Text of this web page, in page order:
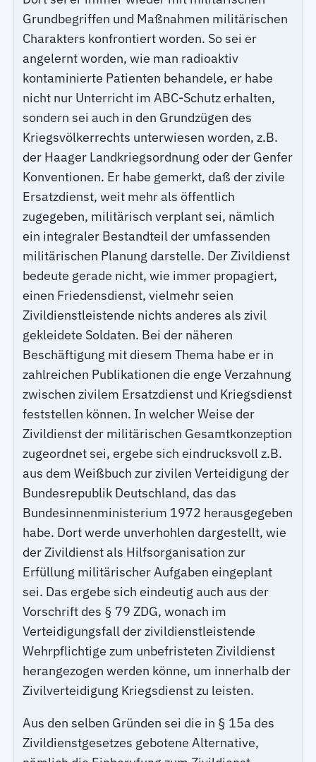
Grundbegriffen und Maßnahmen militärischen
Charakters konfrontiert worden. So sei er
angelernt worden, wie man radioaktiv
kontaminierte Patienten behandele, er habe
nicht nur Unterricht im ABC-Schutz erhalten,
sondern sei auch in den Grundzügen des
Kriegsvölkerrechts unterwiesen worden, z.B.
der Haager Landkriegsordnung oder der Genfer
Konventionen. Er habe gemerkt, daß der zivile
Ersatzdienst, weit mehr als öffentlich
zugegeben, militärisch verplant sei, nämlich
ein integraler Bestandteil der umfassenden
militärischen Planung darstelle. Der Zivildienst
bedeute gerade nicht, wie immer propagiert,
einen Friedensdienst, vielmehr seien
Zivildienstleistende nichts anderes als zivil
gekleidete Soldaten. Bei der näheren
Beschäftigung mit diesem Thema habe er in
zahlreichen Publikationen die enge Verzahnung
zwischen zivilem Ersatzdienst und Kriegsdienst
feststellen können. In welcher Weise der
Zivildienst der militärischen Gesamtkonzeption
zugeordnet sei, ergebe sich eindrucksvoll z.B.
aus dem Weißbuch zur zivilen Verteidigung der
Bundesrepublik Deutschland, das das
Bundesinnenministerium 1972 herausgegeben
habe. Dort werde unverhohlen dargestellt, wie
der Zivildienst als Hilfsorganisation zur
Erfüllung militärischer Aufgaben eingeplant
sei. Das ergebe sich eindeutig auch aus der
Vorschrift des § 79 ZDG, wonach im
Verteidigungsfall der zivildienstleistende
Wehrpflichtige zum unbefristeten Zivildienst
herangezogen werden könne, um innerhalb der
Zivilverteidigung Kriegsdienst zu leisten.
Aus den selben Gründen sei die in § 15a des
Zivildienstgesetzes gebotene Alternative,